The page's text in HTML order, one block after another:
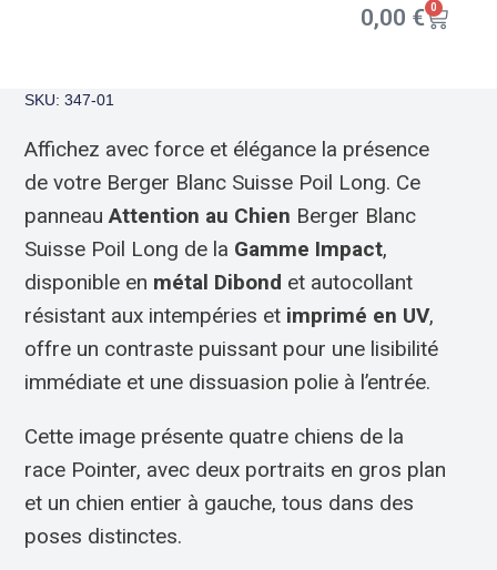
0,00 € 0
SKU: 347-01
Affichez avec force et élégance la présence
de votre Berger Blanc Suisse Poil Long. Ce
panneauAttention au Chien Berger Blanc
Suisse Poil Long de la Gamme Impact,
disponible en métal Dibond et autocollant
résistant aux intempéries et imprimé en UV,
offre un contraste puissant pour une lisibilité
immédiate et une dissuasion polie à l’entrée.
Cette image présente quatre chiens de la
race Pointer, avec deux portraits en gros plan
et un chien entier à gauche, tous dans des
poses distinctes.